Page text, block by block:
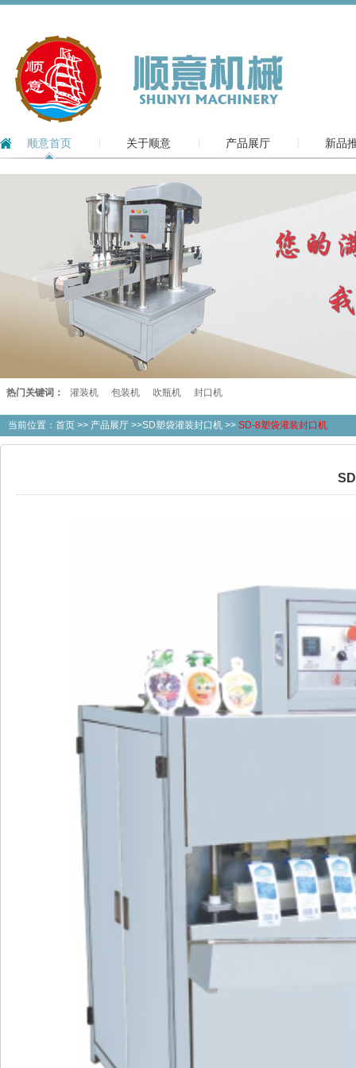
顺意首页 关于顺意 产品展厅 新品
热门关键词： 灌装机 包装机 吹瓶机 封口机
当前位置： 首页 >> 产品展厅 >>SD塑袋灌装封口机 >> SD-8塑袋灌装封口机